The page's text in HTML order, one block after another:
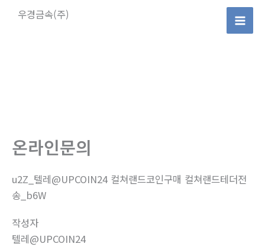
우경금속(주)
Main
온라인문의
u2Z_텔레@UPCOIN24 컬쳐랜드코인구매 컬쳐랜드테더전
송_b6W
작성자
텔레@UPCOIN24